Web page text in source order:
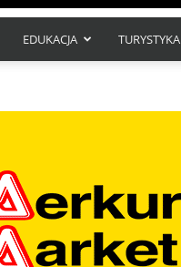
EDUKACJA TURYSTYKA